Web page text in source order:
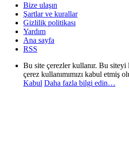
Bize ulaşın
Şartlar ve kurallar
Gizlilik politikası
Yardım
Ana sayfa
RSS
Bu site çerezler kullanır. Bu
çerez kullanımımızı kabul etmiş
Kabul Daha fazla bilgi edin…